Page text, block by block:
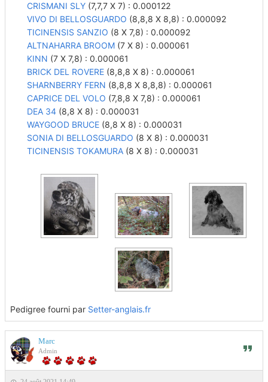
CRISMANI SLY (7,7,7 X 7) : 0.000122
VIVO DI BELLOSGUARDO (8,8,8 X 8,8) : 0.000092
TICINENSIS SANZIO (8 X 7,8) : 0.000092
ALTNAHARRA BROOM (7 X 8) : 0.000061
KINN (7 X 7,8) : 0.000061
BRICK DEL ROVERE (8,8,8 X 8) : 0.000061
SHARNBERRY FERN (8,8,8 X 8,8,8) : 0.000061
CAPRICE DEL VOLO (7,8,8 X 7,8) : 0.000061
DEA 34 (8,8 X 8) : 0.000031
WAYGOOD BRUCE (8,8 X 8) : 0.000031
SONIA DI BELLOSGUARDO (8 X 8) : 0.000031
TICINENSIS TOKAMURA (8 X 8) : 0.000031
Pedigree fourni par Setter-anglais.fr
Marc
Admin